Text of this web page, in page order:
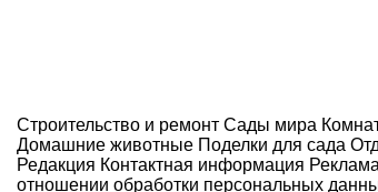
Строительство и ремонт Сады мира
Домашние животные Поделки для сада
Редакция Контактная информация
отношении обработки персональных